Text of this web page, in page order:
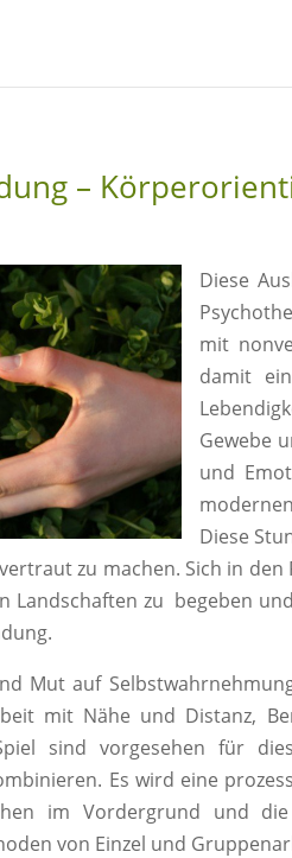
–
Diese
mit
damit
Gewebe
und
Diese
zu machen. Sich in
Landschaften zu begeben
Mut auf
mit Nähe und Distanz,
sind vorgesehen für
Es wird eine
im Vordergrund und die
von Einzel und